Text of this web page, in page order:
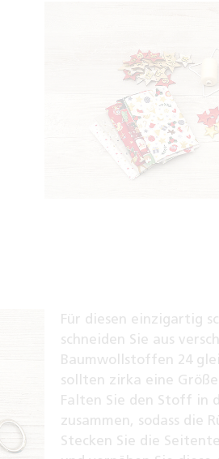
Für diesen einzigartig
schneiden Sie aus
Baumwollstoffen 24
sollten zirka eine
Falten Sie den Stoff in
zusammen, sodass die
Stecken Sie die